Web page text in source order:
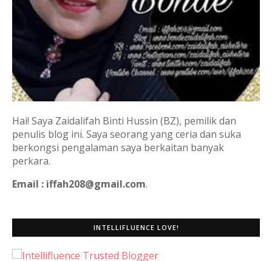
Hai! Saya Zaidalifah Binti Hussin (BZ), pemilik dan
penulis blog ini. Saya seorang yang ceria dan suka
berkongsi pengalaman saya berkaitan banyak
perkara.
Email : iffah208@gmail.com.
INTELLIFLUENCE LOVE!